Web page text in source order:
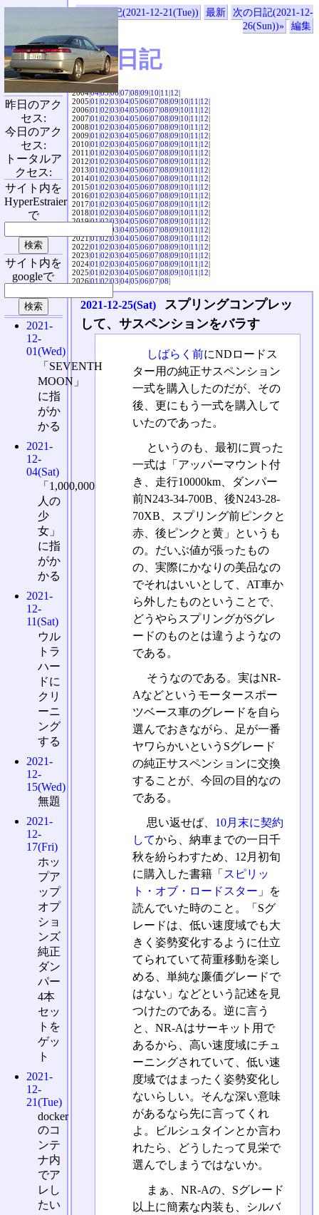
«前の日記(2021-12-21(Tue)) 最新
次の日記(2021-12-
26(Sun))»
編集
SVX日記
2004|04|05|06|07|08|09|10|11|12|
2005|01|02|03|04|05|06|07|08|09|10|11|12|
2006|01|02|03|04|05|06|07|08|09|10|11|12|
2007|01|02|03|04|05|06|07|08|09|10|11|12|
2008|01|02|03|04|05|06|07|08|09|10|11|12|
2009|01|02|03|04|05|06|07|08|09|10|11|12|
2010|01|02|03|04|05|06|07|08|09|10|11|12|
2011|01|02|03|04|05|06|07|08|09|10|11|12|
2012|01|02|03|04|05|06|07|08|09|10|11|12|
2013|01|02|03|04|05|06|07|08|09|10|11|12|
2014|01|02|03|04|05|06|07|08|09|10|11|12|
2015|01|02|03|04|05|06|07|08|09|10|11|12|
2016|01|02|03|04|05|06|07|08|09|10|11|12|
2017|01|02|03|04|05|06|07|08|09|10|11|12|
2018|01|02|03|04|05|06|07|08|09|10|11|12|
2019|01|02|03|04|05|06|07|08|09|10|11|12|
03|04|05|06|07|08|09|10|11|12|
2021|01|02|03|04|05|06|07|08|09|10|11|12|
2022|01|02|03|04|05|06|07|08|09|10|11|12|
2023|01|02|03|04|05|06|07|08|09|10|11|12|
2024|01|02|03|04|05|06|07|08|09|10|11|12|
2025|01|02|03|04|05|06|07|08|09|10|11|12|
2026|01|02|03|04|05|06|07|08|
2021-12-25(Sat)
スプリングコンプレッ
して、サスペンションをバラす
しばらく前にNDロードス
ター用の純正サスペンション
一式を購入したのだが、その
後、更にもう一式を購入して
いたのであった。
というのも、最初に買った
一式は「アッパーマウント付
き、走行10000km、ダンパー
前N243-34-700B、後N243-28-
70XB、スプリング前ピンクと
赤、後ピンクと黄」というも
の。だいぶ値が張ったもの
の、実際にかなりの美品なの
でそれはいいとして、AT車か
ら外したものということで、
どうやらスプリングがSグレ
ードのものとは違うようなの
である。
そうなのである。実はNR-
Aなどというモータースポー
ツベース車のグレードを自ら
選んでおきながら、足が一番
ヤワらかいというSグレード
の純正サスペンションに交換
することが、今回の目的なの
である。
思い返せば、 10月末に契約
してから、納車までの一日千
秋を紛らわすため、12月初旬
に購入した書籍「 スピリッ
ト・オブ・ロードスター 」を
読んでいた時のこと。「Sグ
レードは、低い速度域でも大
きく姿勢変化するように仕立
てられていて荷重移動を楽し
める、単純な廉価グレードで
はない」などという記述を見
つけたのである。逆に言う
と、NR-Aはサーキット用で
あるから、高い速度域にチュ
ーニングされていて、低い速
度域ではまったく姿勢変化し
ないらしい。そんな深い意味
があるなら先に言ってくれ
よ。ビルシュタインとか言わ
れたら、どうしたって見栄で
選んでしまうではないか。
まぁ、NR-Aの、Sグレード
以上に簡素な内装も、シルバ
昨日のアク
セス:
今日のアク
セス:
トータルア
クセス:
サイト内を
HyperEstraier
で
サイト内を
googleで
2021-
12-
01(Wed)
「SEVENTH
MOON」
に指
がか
かる
2021-
12-
04(Sat)
「1,000,000
人の
少
女」
に指
がか
かる
2021-
12-
11(Sat)
ウル
トラ
ハー
ドに
クリ
ーニ
ング
する
2021-
12-
15(Wed)
無題
2021-
12-
17(Fri)
ホッ
プア
ップ
オプ
ショ
ンズ
純正
ダン
パー
4本
セッ
トを
ゲッ
ト
2021-
12-
21(Tue)
docker
のコ
ンテ
ナ内
でア
レし
たい